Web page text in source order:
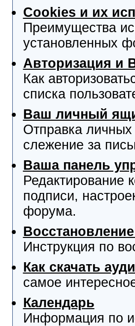
Cookies и их
Преимущества
установленных
Авторизация и
Как
списка
Ваш личный
Отправка
слежение за
Ваша панель
Редактирование
подписи,
форума.
Инструкция по
Как скачать
самое
Календарь
Информация по